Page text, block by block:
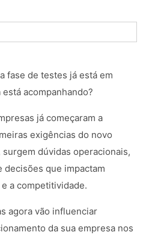
fase de testes já está em
acompanhando?
já começaram a
exigências do novo
surgem dúvidas operacionais,
decisões que impactam
a competitividade.
agora vão influenciar
da sua empresa nos